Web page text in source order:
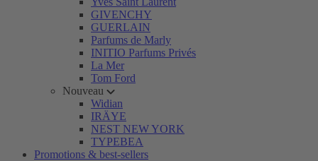
GIVENCHY
GUERLAIN
Parfums de Marly
INITIO Parfums Privés
La Mer
Tom Ford
Nouveau
Widian
IRÄYE
NEST NEW YORK
TYPEBEA
Promotions & best-sellers